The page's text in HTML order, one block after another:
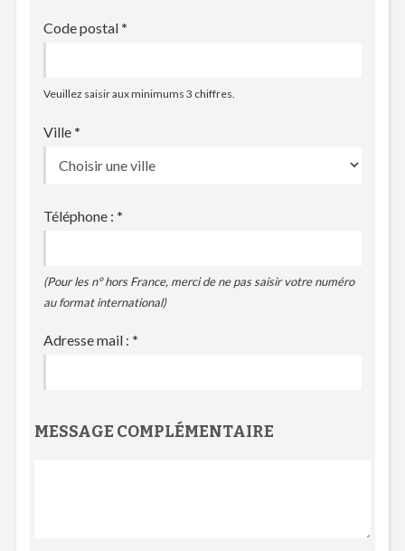
Code postal *
Veuillez saisir aux minimums 3 chiffres.
Ville *
Téléphone : *
(Pour les n° hors France, merci de ne pas saisir votre numéro
au format international)
Adresse mail : *
MESSAGE COMPLÉMENTAIRE